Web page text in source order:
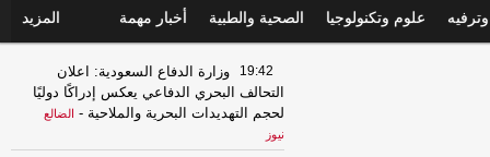
علوم وتكنولوجيا الصحية والطبية أخبار مهمة المزيد
19:42
وزارة الدفاع السعودية: اعلان
التحالف البحري الدفاعي يعكس إدراكًا دوليًا
لحجم التهديدات البحرية والملاحية -
الضالع
نيوز